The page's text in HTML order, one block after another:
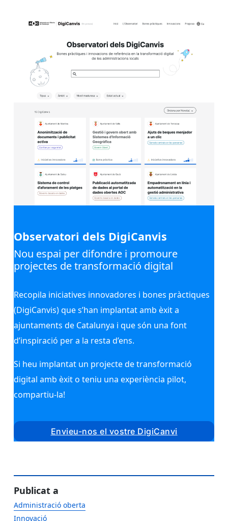
Observatori dels DigiCanvis
Nou espai per difondre i promoure
projectes de transformació digital
Recopila iniciatives innovadores i bones pràctiques
(DigiCanvis) que s’han implantat amb èxit a
ajuntaments de Catalunya i que són una font
d’inspiració per a la resta d’ens.
Si heu implantat un projecte de transformació
digital amb èxit o teniu una experiència pilot,
compartiu-la!
Envieu-nos el vostre DigiCanvi
Publicat a
Administració oberta
Innovació